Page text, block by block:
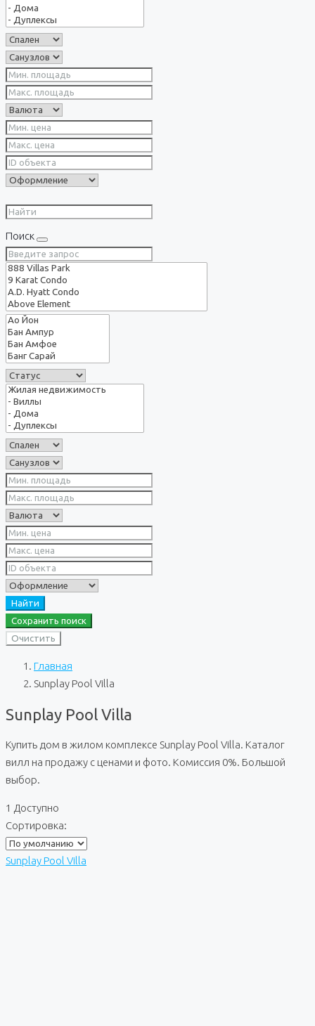
Поиск
Найти
Сохранить поиск
Очистить
Главная
Sunplay Pool Villa
Sunplay Pool Villa
Купить дом в жилом комплексе Sunplay Pool Villa. Каталог
вилл на продажу с ценами и фото. Комиссия 0%. Большой
выбор.
1 Доступно
Сортировка:
Sunplay Pool Villa